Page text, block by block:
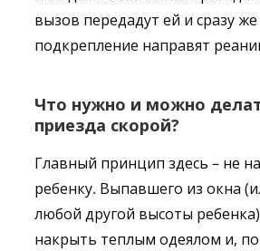
вызов передадут ей и сразу же
подкрепление направят
Что нужно и можно
приезда скорой?
Главный принцип здесь – не
ребенку. Выпавшего из окна
любой другой высоты
накрыть теплым одеялом и,